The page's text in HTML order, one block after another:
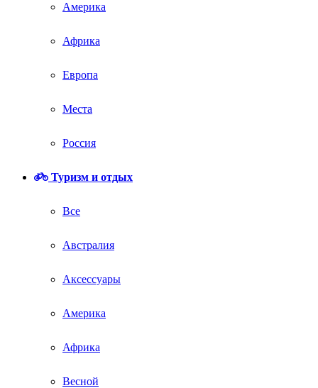
Америка
Африка
Европа
Места
Россия
Туризм и отдых
Все
Австралия
Аксессуары
Америка
Африка
Весной